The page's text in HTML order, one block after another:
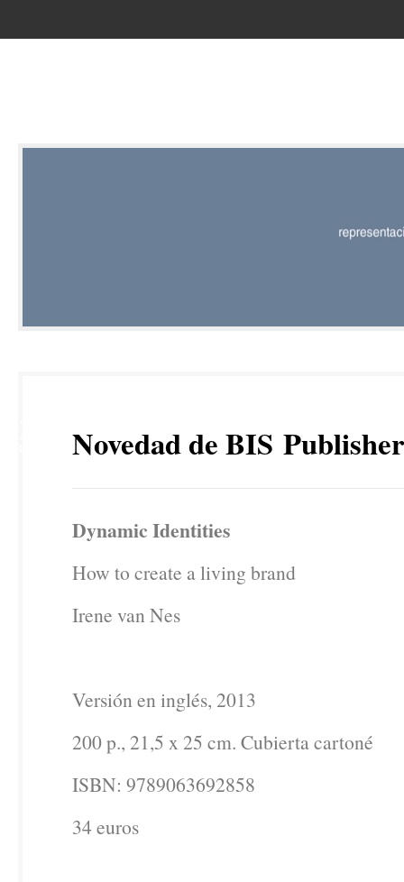
Novedad de BIS
Dynamic Identities
How to create a living brand
Irene van Nes
Versión en inglés, 2013
200 p., 21,5 x 25 cm. Cubierta cartoné
ISBN: 9789063692858
34 euros